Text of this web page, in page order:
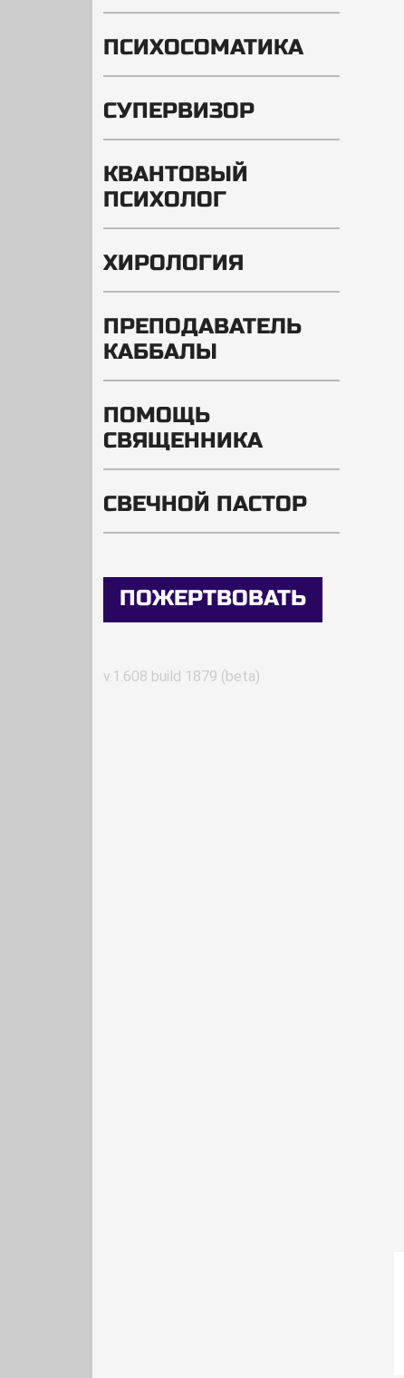
ПСИХОСОМАТИКА
СУПЕРВИЗОР
КВАНТОВЫЙ
ПСИХОЛОГ
ХИРОЛОГИЯ
ПРЕПОДАВАТЕЛЬ
КАББАЛЫ
ПОМОЩЬ
СВЯЩЕННИКА
СВЕЧНОЙ ПАСТОР
ПОЖЕРТВОВАТЬ
v.1.608 build 1879 (beta)